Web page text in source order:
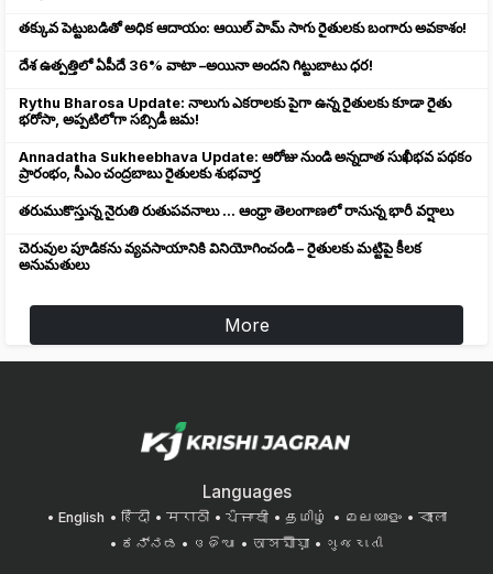
తక్కువ పెట్టుబడితో అధిక ఆదాయం: ఆయిల్ పామ్ సాగు రైతులకు బంగారు అవకాశం!
దేశ ఉత్పత్తిలో ఏపీదే 36% వాటా –అయినా అందని గిట్టుబాటు ధర!
Rythu Bharosa Update: నాలుగు ఎకరాలకు పైగా ఉన్న రైతులకు కూడా రైతు
భరోసా, అప్పటిలోగా సబ్సిడీ జమ!
Annadatha Sukheebhava Update: ఆరోజు నుండి అన్నదాత సుఖీభవ పథకం
ప్రారంభం, సీఎం చంద్రబాబు రైతులకు శుభవార్త
తరుముకొస్తున్న నైరుతి రుతుపవనాలు ... ఆంధ్రా తెలంగాణలో రానున్న భారీ వర్షాలు
చెరువుల పూడికను వ్యవసాయానికి వినియోగించండి – రైతులకు మట్టిపై కీలక
అనుమతులు
More
Languages
English हिंदी मराठी ਪੰਜਾਬੀ தமிழ் മലയാളം
বাংলা
ಕನ್ನಡ
ଓଡିଆ অসমীয়া ગુજરાતી